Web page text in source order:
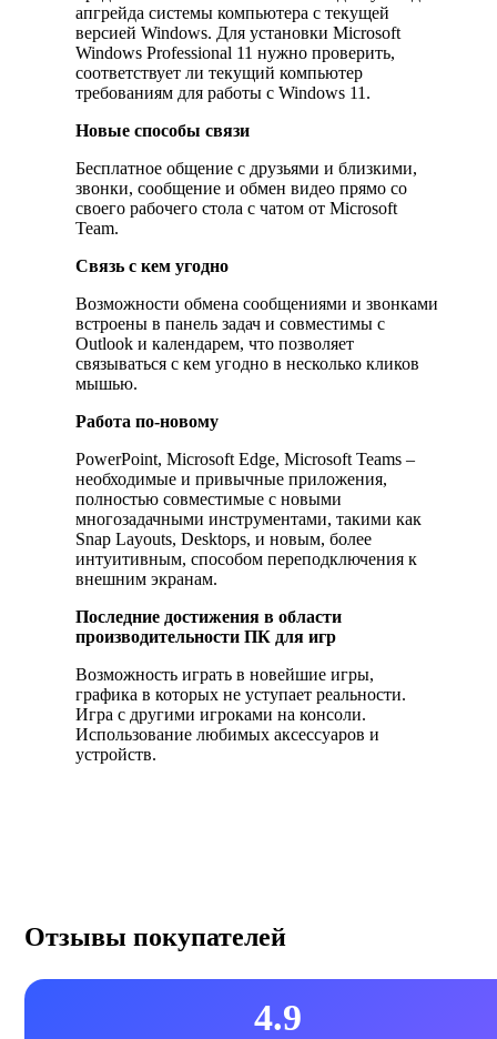
апгрейда системы компьютера с текущей
версией Windows. Для установки Microsoft
Windows Professional 11 нужно проверить,
соответствует ли текущий компьютер
требованиям для работы с Windows 11.
Новые способы связи
Бесплатное общение с друзьями и близкими,
звонки, сообщение и обмен видео прямо со
своего рабочего стола с чатом от Microsoft
Team.
Связь с кем угодно
Возможности обмена сообщениями и звонками
встроены в панель задач и совместимы с
Outlook и календарем, что позволяет
связываться с кем угодно в несколько кликов
мышью.
Работа по-новому
PowerPoint, Microsoft Edge, Microsoft Teams –
необходимые и привычные приложения,
полностью совместимые с новыми
многозадачными инструментами, такими как
Snap Layouts, Desktops, и новым, более
интуитивным, способом переподключения к
внешним экранам.
Последние достижения в области
производительности ПК для игр
Возможность играть в новейшие игры,
графика в которых не уступает реальности.
Игра с другими игроками на консоли.
Использование любимых аксессуаров и
устройств.
Отзывы покупателей
4.9